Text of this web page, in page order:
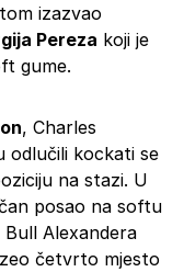
izazvao
Pereza koji je
gume.
, Charles
odlučili kockati se
na stazi. U
posao na softu
Alexandera
četvrto mjesto